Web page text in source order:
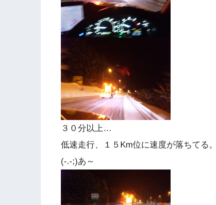
３０分以上…
低速走行、１５Km位に速度が落ちてる。
(-.-;)あ～